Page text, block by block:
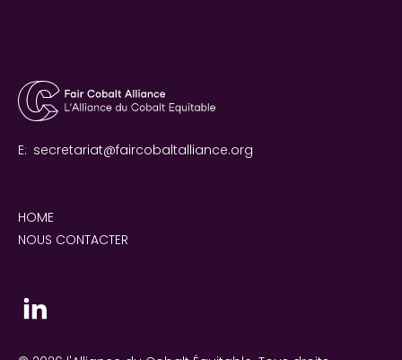
HOME
NOUS CONTACTER
E: secretariat@faircobaltalliance.org